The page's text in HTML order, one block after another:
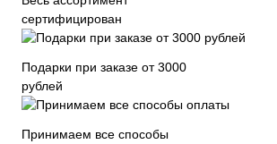
сертифицирован
Подарки при заказе от 3000
рублей
Принимаем все способы